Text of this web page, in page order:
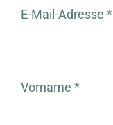
E-Mail-Adresse *
Vorname *